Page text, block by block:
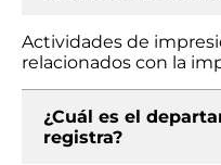
Actividades de
relacionados con la
¿Cuál es el
registra?